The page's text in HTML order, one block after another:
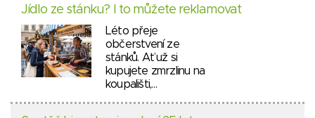
Jídlo ze stánku? I to můžete reklamovat
Léto přeje
občerstvení ze
stánků. Ať už si
kupujete zmrzlinu na
koupališti,…